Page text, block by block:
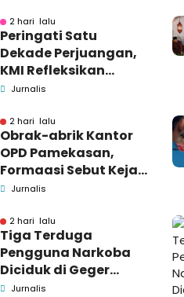
2 hari lalu
Peringati Satu
Dekade Perjuangan,
KMI Refleksikan
Kontribusi untuk
Jurnalis
2 hari lalu
Obrak-abrik Kantor
OPD Pamekasan,
Formaasi Sebut Kejari
Pamekasan
Jurnalis
2 hari lalu
Tiga Terduga
Pengguna Narkoba
Diciduk di Geger
Bangkalan, Polisi
Jurnalis